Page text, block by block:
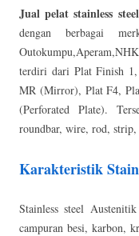
Jual pelat stainless
dengan berbagai
terdiri dari Plat Finish
MR (Mirror), Plat F4,
(Perforated Plate).
roundbar, wire, rod, strip,
Karakteristik
Stainless steel
campuran besi, karbon,